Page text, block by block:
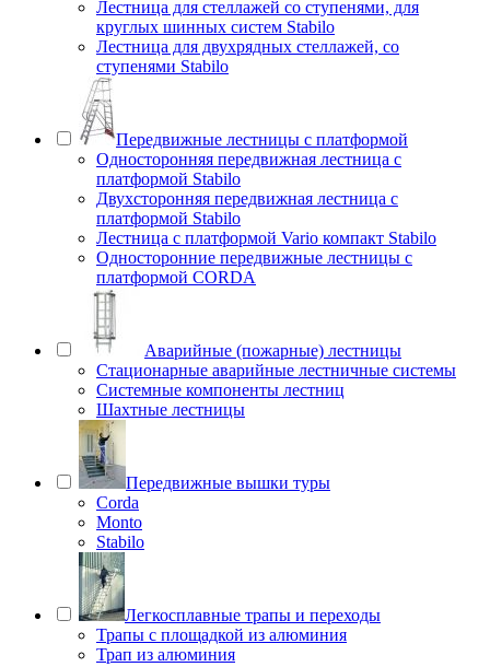
Лестница для стеллажей со ступенями, для
круглых шинных систем Stabilo
Лестница для двухрядных стеллажей, со
ступенями Stabilo
Передвижные лестницы с платформой
Односторонняя передвижная лестница с
платформой Stabilo
Двухсторонняя передвижная лестница с
платформой Stabilo
Лестница с платформой Vario компакт Stabilo
Односторонние передвижные лестницы с
платформой CORDA
Аварийные (пожарные) лестницы
Стационарные аварийные лестничные системы
Системные компоненты лестниц
Шахтные лестницы
Передвижные вышки туры
Corda
Monto
Stabilo
Легкосплавные трапы и переходы
Трапы с площадкой из алюминия
Трап из алюминия